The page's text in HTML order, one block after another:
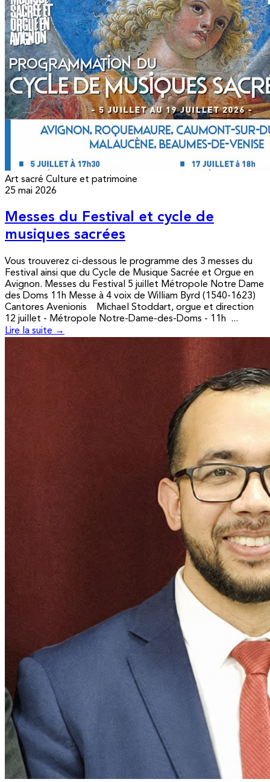
Art sacré Culture et patrimoine
25 mai 2026
Messes du Festival et cycle de
musiques sacrées
Vous trouverez ci-dessous le programme des 3 messes du
Festival ainsi que du Cycle de Musique Sacrée et Orgue en
Avignon. Messes du Festival 5 juillet Métropole Notre Dame
des Doms 11h Messe à 4 voix de William Byrd (1540-1623)
Cantores Avenionis Michael Stoddart, orgue et direction
12 juillet - Métropole Notre-Dame-des-Doms - 11h ...
Lire la suite →